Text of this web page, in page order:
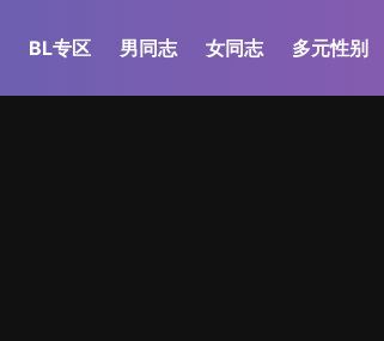
BL专区 男同志 女同志 多元性别